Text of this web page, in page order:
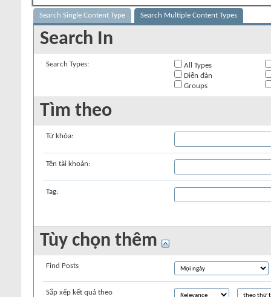
Search Single Content Type Search Multiple Content Types
Search In
Search Types:
All Types
Diễn đàn
Groups
Tìm theo
Từ khóa:
Tên tài khoản:
Tag:
Tùy chọn thêm
Find Posts
Sắp xếp kết quả theo